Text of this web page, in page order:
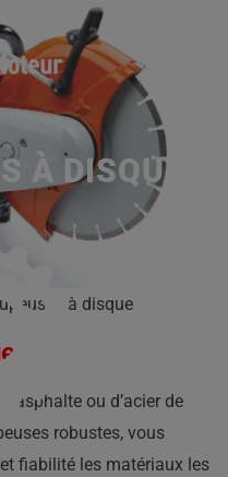
À DISQUE
à disque
ou d’acier de
robustes, vous
fiabilité les matériaux les